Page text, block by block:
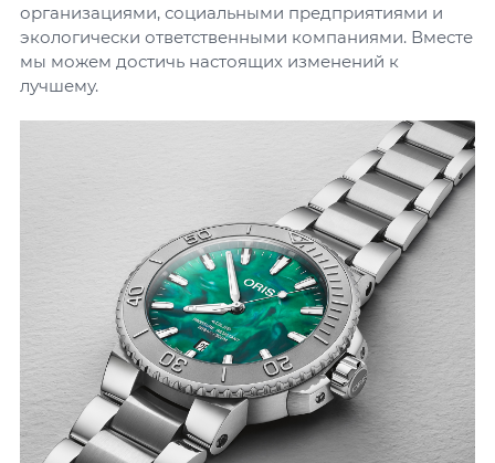
организациями, социальными предприятиями и
экологически ответственными компаниями. Вместе
мы можем достичь настоящих изменений к
лучшему.